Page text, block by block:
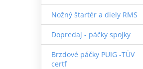
Nožný štartér a diely RMS
Dopredaj - páčky spojky
Brzdové páčky PUIG -TÜV
certf